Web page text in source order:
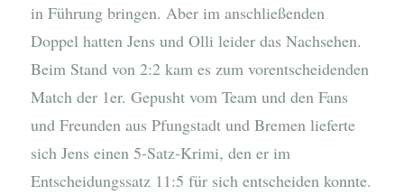
in Führung bringen. Aber im anschließenden
Doppel hatten Jens und Olli leider das Nachsehen.
Beim Stand von 2:2 kam es zum vorentscheidenden
Match der 1er. Gepusht vom Team und den Fans
und Freunden aus Pfungstadt und Bremen lieferte
sich Jens einen 5-Satz-Krimi, den er im
Entscheidungssatz 11:5 für sich entscheiden konnte.